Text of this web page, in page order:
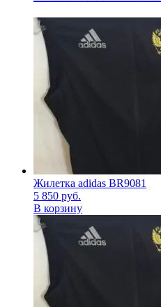
Жилетка adidas BR9081
5 850 руб.
В корзину